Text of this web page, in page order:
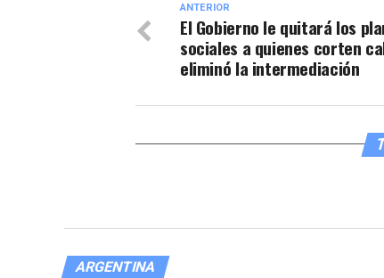
ANTERIOR
El Gobierno le quitará los
sociales a quienes corten
eliminó la intermediación
ARGENTINA